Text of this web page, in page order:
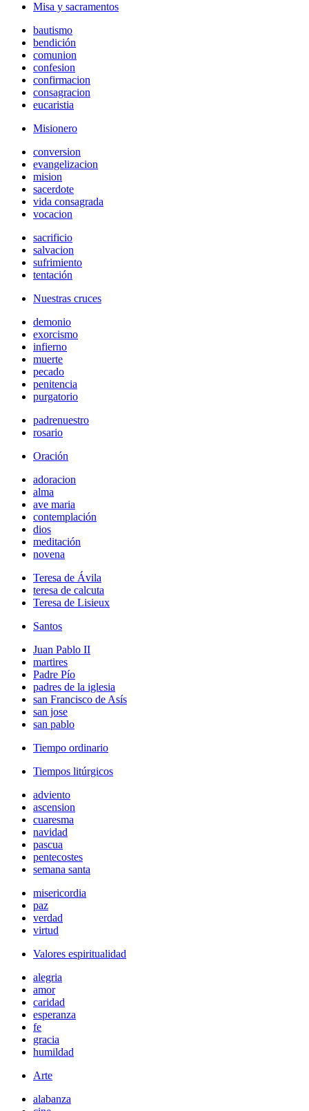
Misa y sacramentos
bautismo
bendición
comunion
confesion
confirmacion
consagracion
eucaristia
Misionero
conversion
evangelizacion
mision
sacerdote
vida consagrada
vocacion
sacrificio
salvacion
sufrimiento
tentación
Nuestras cruces
demonio
exorcismo
infierno
muerte
pecado
penitencia
purgatorio
padrenuestro
rosario
Oración
adoracion
alma
ave maria
contemplación
dios
meditación
novena
Teresa de Ávila
teresa de calcuta
Teresa de Lisieux
Santos
Juan Pablo II
martires
Padre Pío
padres de la iglesia
san Francisco de Asís
san jose
san pablo
Tiempo ordinario
Tiempos litúrgicos
adviento
ascension
cuaresma
navidad
pascua
pentecostes
semana santa
misericordia
paz
verdad
virtud
Valores espiritualidad
alegria
amor
caridad
esperanza
fe
gracia
humildad
Arte
alabanza